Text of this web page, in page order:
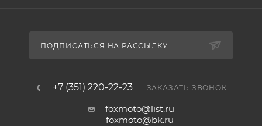
ПОДПИСАТЬСЯ НА РАССЫЛКУ
+7 (351) 220-22-23 ЗАКАЗАТЬ ЗВОНОК
foxmoto@list.ru
foxmoto@bk.ru